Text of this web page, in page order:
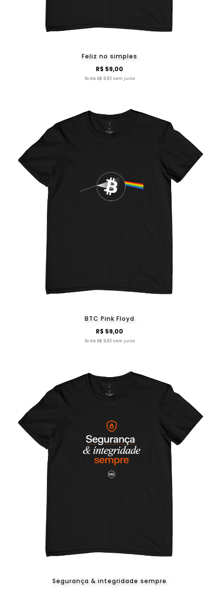
Feliz no simples
R$ 59,00
6x de R$ 9,83 sem juros
BTC Pink Floyd
R$ 59,00
6x de R$ 9,83 sem juros
Segurança & integridade sempre